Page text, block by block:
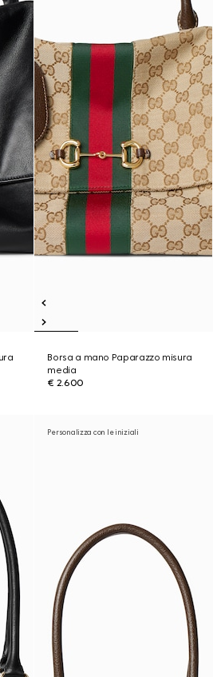
Borsa a mano Paparazzo misura
media
€ 2.600
Personalizza con le iniziali